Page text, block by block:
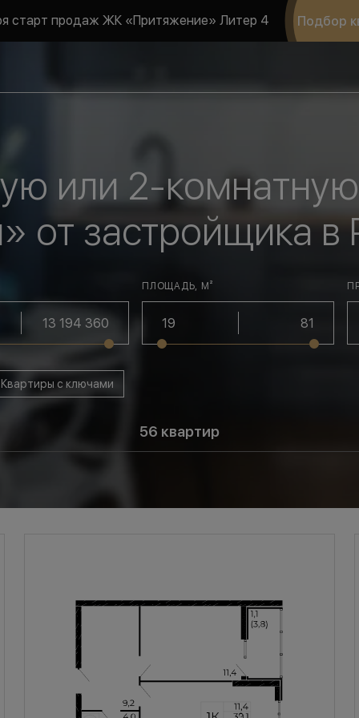
старт продаж ЖК «Притяжение» Литер 4 Подбор
или 2-
от застройщика
ПЛОЩАДЬ, М²
Квартиры с ключами
56 квартир